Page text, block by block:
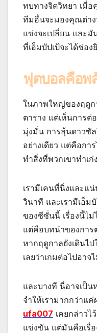
ทบทางจิตวิทยา เมื่
ทีมอื่นจะมองคุณต่าง
แข่งจะเปลี่ยน และ
ที่เอ็มบัปเป้จะได้ช่อ
ฟุตบอลคือพ
ในภาพใหญ่ของฤดูก
ตาราง แต่เห็นการ
มุ่งมั่น การลุ้นดาวซัล
อย่างเดียว แต่คือกา
ทำสิ่งที่พวกเขาทำเก่
เรามีเคนที่นิ่งและแ
วินาที และเรามีเอ็ม
ของซีซั่นนี้ เรื่องนี้ไม่
แต่คือบทนำของการ
หากฤดูกาลยังเดินไ
เลยว่าเกมต่อไปอาจ
และบางที นี่อาจเป็
จำให้เรามากกว่าแ
ufa007 เคยกล่าว
แข่งขัน แต่มันคือเรื่